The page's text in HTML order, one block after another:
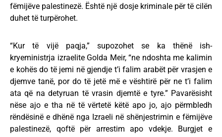
fëmijëve palestinezë. Është një dosje kriminale për të cilën
duhet të turpërohet.
“Kur të vijë paqja,” supozohet se ka thënë ish-
kryeministrja izraelite Golda Meir, “ne ndoshta me kalimin
e kohës do të jemi në gjendje t’i falim arabët për vrasjen e
djemve tanë, por do të jetë më e vështirë për ne t’i falim
ata që na detyruan të vrasin djemtë e tyre.” Pavarësisht
nëse ajo e tha në të vërtetë këtë apo jo, ajo përmbledh
rëndësinë e dhënë nga Izraeli në shënjestrimin e fëmijëve
palestinezë, qoftë për arrestim apo vdekje. Burgjet e